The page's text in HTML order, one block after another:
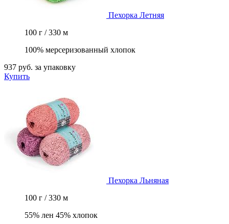
Пехорка Летняя
100 г / 330 м
100% мерсеризованный хлопок
937 руб. за упаковку
Купить
Пехорка Льняная
100 г / 330 м
55% лен 45% хлопок